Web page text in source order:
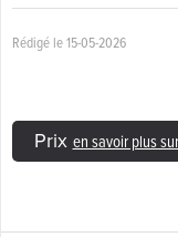
Rédigé le 15-05-2026
Prix en savoir plus